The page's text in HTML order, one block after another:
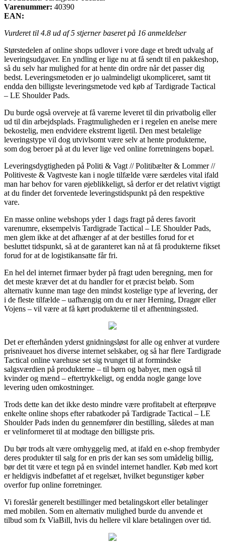
Varenummer: 40390
EAN:
Vurderet til 4.8 ud af 5 stjerner baseret på 16 anmeldelser
Størstedelen af online shops udlover i vore dage et bredt udvalg af
leveringsudgaver. En yndling er lige nu at få sendt til en pakkeshop,
så du selv har mulighed for at hente din ordre når det passer dig
bedst. Leveringsmetoden er jo ualmindeligt ukompliceret, samt tit
endda den billigste leveringsmetode ved køb af Tardigrade Tactical
– LE Shoulder Pads.
Du burde også overveje at få varerne leveret til din privatbolig eller
ud til din arbejdsplads. Fragtmuligheden er i regelen en anelse mere
bekostelig, men endvidere ekstremt ligetil. Den mest betalelige
leveringstype vil dog utvivlsomt være selv at hente produkterne,
som dog beroer på at du lever lige ved online forretningens bopæl.
Leveringsdygtigheden på Politi & Vagt // Politibælter & Lommer //
Politiveste & Vagtveste kan i nogle tilfælde være særdeles vital ifald
man har behov for varen øjeblikkeligt, så derfor er det relativt vigtigt
at du finder det forventede leveringstidspunkt på den respektive
vare.
En masse online webshops yder 1 dags fragt på deres favorit
varenumre, eksempelvis Tardigrade Tactical – LE Shoulder Pads,
men glem ikke at det afhænger af at der bestilles forud for et
besluttet tidspunkt, så at de garanteret kan nå at få produkterne fikset
forud for at de logistikansatte får fri.
En hel del internet firmaer byder på fragt uden beregning, men for
det meste kræver det at du handler for et præcist beløb. Som
alternativ kunne man tage den mindst kostelige type af levering, der
i de fleste tilfælde – uafhængig om du er nær Herning, Dragør eller
Vojens – vil være at få kørt produkterne til et afhentningssted.
Det er efterhånden yderst gnidningsløst for alle og enhver at vurdere
prisniveauet hos diverse internet selskaber, og så har flere Tardigrade
Tactical online varehuse set sig tvunget til at formindske
salgsværdien på produkterne – til børn og babyer, men også til
kvinder og mænd – eftertrykkeligt, og endda nogle gange love
levering uden omkostninger.
Trods dette kan det ikke desto mindre være profitabelt at efterprøve
enkelte online shops efter rabatkoder på Tardigrade Tactical – LE
Shoulder Pads inden du gennemfører din bestilling, således at man
er velinformeret til at modtage den billigste pris.
Du bør trods alt være omhyggelig med, at ifald en e-shop frembyder
deres produkter til salg for en pris der kan ses som umådelig billig,
bør det tit være et tegn på en svindel internet handler. Køb med kort
er heldigvis indbefattet af et regelsæt, hvilket begunstiger køber
overfor fup online forretninger.
Vi foreslår generelt bestillinger med betalingskort eller betalinger
med mobilen. Som en alternativ mulighed burde du anvende et
tilbud som fx ViaBill, hvis du hellere vil klare betalingen over tid.